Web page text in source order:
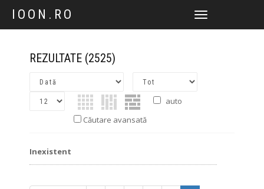
IOON.RO
TOGGLE
REZULTATE (2525)
auto
Căutare avansată
Inexistent